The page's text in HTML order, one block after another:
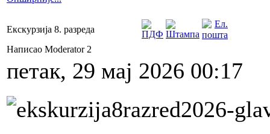
Екскурзија 8. разреда
Написао Moderator 2
петак, 29 мај 2026 00:17